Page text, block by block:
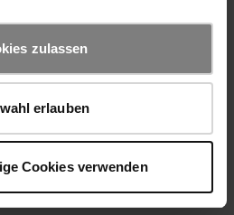
zulassen
erlauben
Cookies verwenden